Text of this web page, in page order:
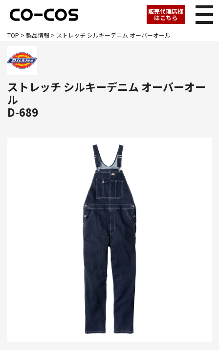
販売代理店様
はこちら
TOP > 製品情報 > ストレッチ シルキーデニム オーバーオール
ストレッチ シルキーデニム オーバーオー
ル
D-689